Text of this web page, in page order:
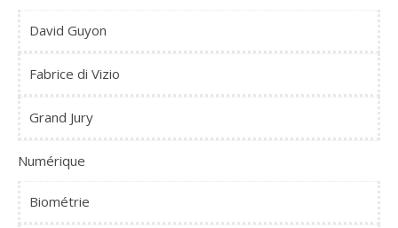
David Guyon
Fabrice di Vizio
Grand Jury
Numérique
Biométrie